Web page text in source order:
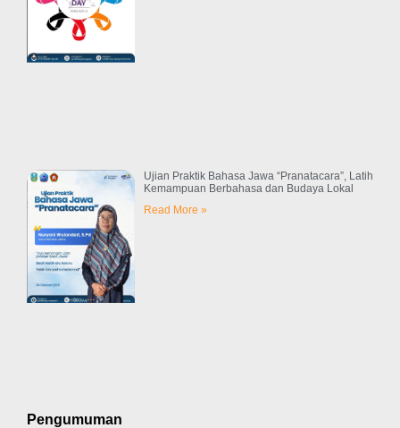
Ujian Praktik Bahasa Jawa “Pranatacara”, Latih
Kemampuan Berbahasa dan Budaya Lokal
Read More »
Pengumuman